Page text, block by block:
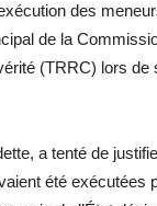
des
de la
(TRRC) lors de
a tenté de
été exécutées